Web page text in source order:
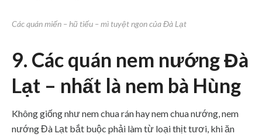
Các quán miến – hũ tiếu – mì tuyệt ngon của Đà Lạt
9. Các quán nem nướng Đà
Lạt – nhất là nem bà Hùng
Không giống như nem chua rán hay nem chua nướng, nem
nướng Đà Lạt bắt buộc phải làm từ loại thịt tươi, khi ăn